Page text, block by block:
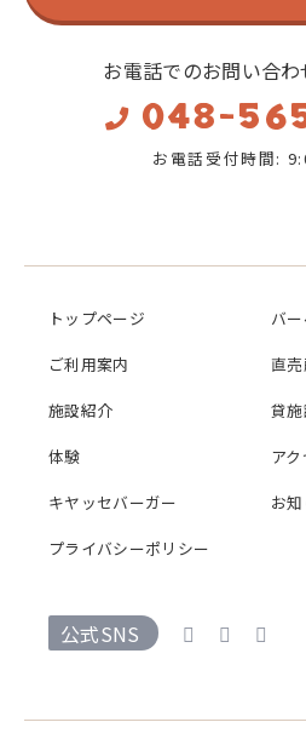
お電話でのお問い合
048-
お電話受付時間:
トップページ
ご利用案内
施設紹介
体験
キヤッセバーガー
プライバシーポリシー
バ
直
貸
アク
お
公式SNS